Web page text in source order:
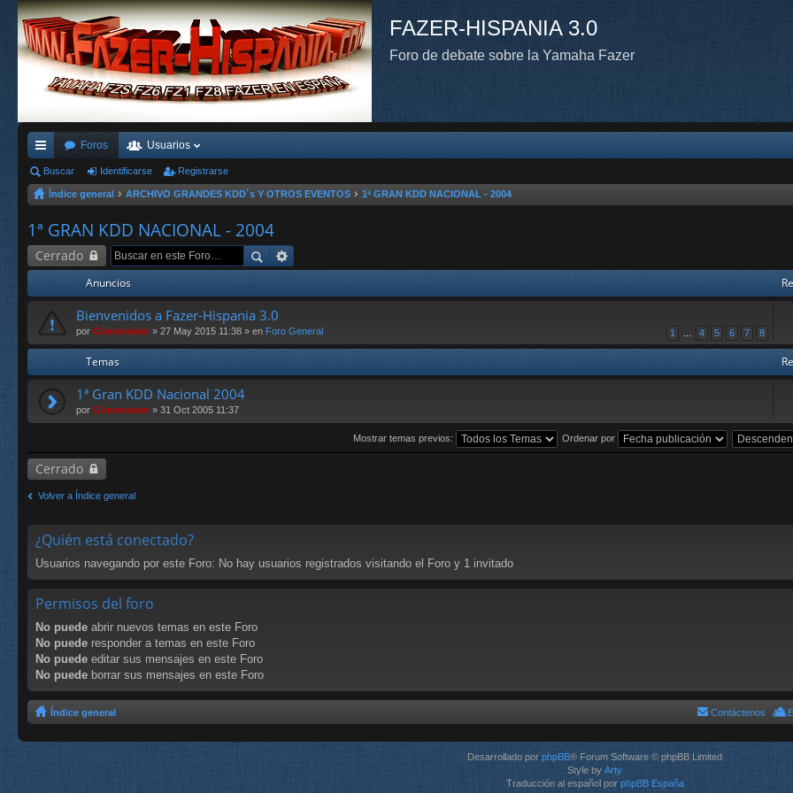
FAZER-HISPANIA 3.0
Foro de debate sobre la Yamaha Fazer
nl
ac
es
rá
Foros Usuarios
Buscar Identificarse Registrarse
Índice general ARCHIVO GRANDES KDD´s Y OTROS EVENTOS 1ª GRAN KDD NACIONAL - 2004
1ª GRAN KDD NACIONAL - 2004
Cerrado
Anuncios
Bienvenidos a Fazer-Hispania 3.0
1 4 5 6 7 8
por Güesmaster » 27 May 2015 11:38 » en Foro General
Temas
1ª Gran KDD Nacional 2004
por Güesmaster » 31 Oct 2005 11:37
Mostrar temas previos: Ordenar por
Cerrado
Volver a Índice general
¿Quién está conectado?
Usuarios navegando por este Foro: No hay usuarios registrados visitando el Foro y 1 invitado
Permisos del foro
No puede abrir nuevos temas en este Foro
No puede responder a temas en este Foro
No puede editar sus mensajes en este Foro
No puede borrar sus mensajes en este Foro
Índice general Contáctenos
Desarrollado por phpBB® Forum Software © phpBB Limited
Style by Arty
Traducción al español por phpBB España